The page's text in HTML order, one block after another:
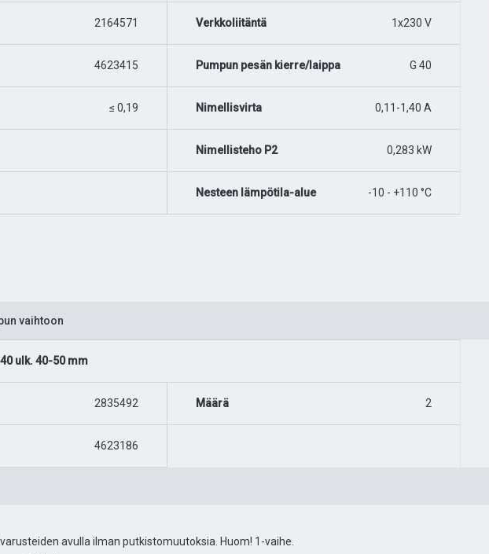
2164571
4623415
≤ 0,19
Verkkoliitäntä 1x230 V
Pumpun pesän kierre/laippa G 40
Nimellisvirta 0,11-1,40 A
Nimellisteho P2 0,283 kW
Nesteen lämpötila-alue -10 - +110 °C
vaihtoon
ulk. 40-50 mm
2835492 Määrä 2
4623186
avulla ilman putkistomuutoksia. Huom! 1-vaihe.